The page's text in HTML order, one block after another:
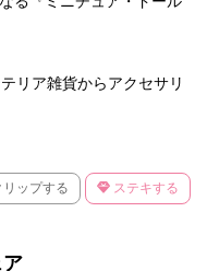
リア雑貨からアクセサリ
リップする ステキする